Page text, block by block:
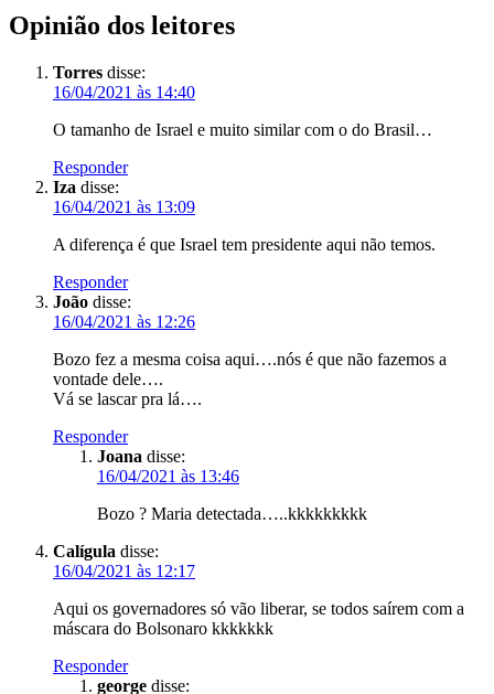
Opinião dos leitores
Torres disse:
16/04/2021 às 14:40
O tamanho de Israel e muito similar com o do Brasil…
Responder
Iza disse:
16/04/2021 às 13:09
A diferença é que Israel tem presidente aqui não temos.
Responder
João disse:
16/04/2021 às 12:26
Bozo fez a mesma coisa aqui….nós é que não fazemos a
vontade dele….
Vá se lascar pra lá….
Responder
Joana disse:
16/04/2021 às 13:46
Bozo ? Maria detectada…..kkkkkkkkk
Calígula disse:
16/04/2021 às 12:17
Aqui os governadores só vão liberar, se todos saírem com a
máscara do Bolsonaro kkkkkkk
Responder
george disse: